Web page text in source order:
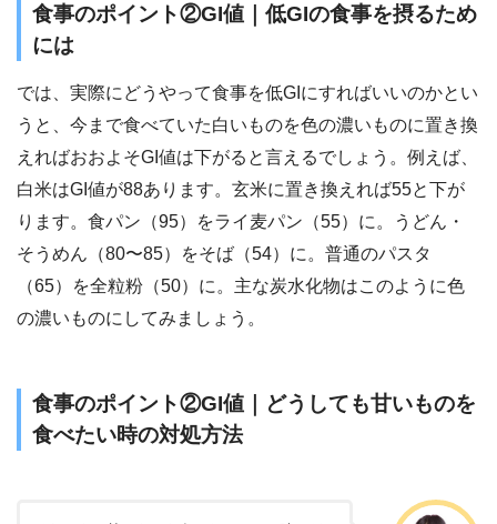
食事のポイント②GI値｜低GIの食事を摂るため
には
では、実際にどうやって食事を低GIにすればいいのかとい
うと、今まで食べていた白いものを色の濃いものに置き換
えればおおよそGI値は下がると言えるでしょう。例えば、
白米はGI値が88あります。玄米に置き換えれば55と下が
ります。食パン（95）をライ麦パン（55）に。うどん・
そうめん（80〜85）をそば（54）に。普通のパスタ
（65）を全粒粉（50）に。主な炭水化物はこのように色
の濃いものにしてみましょう。
食事のポイント②GI値｜どうしても甘いものを
食べたい時の対処方法